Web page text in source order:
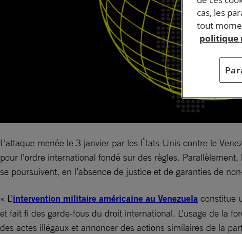
L’attaque menée le 3 janvier par les États-Unis contre le
pour l’ordre international fondé sur des règles.
se poursuivent, en l’absence de justice et de garanties de
« L’intervention militaire américaine au Venezuela constitue
et fait fi des garde-fous du droit international. L’usage de la
des actes illégaux et annoncer des actions similaires de la
cas, les
tout
politique